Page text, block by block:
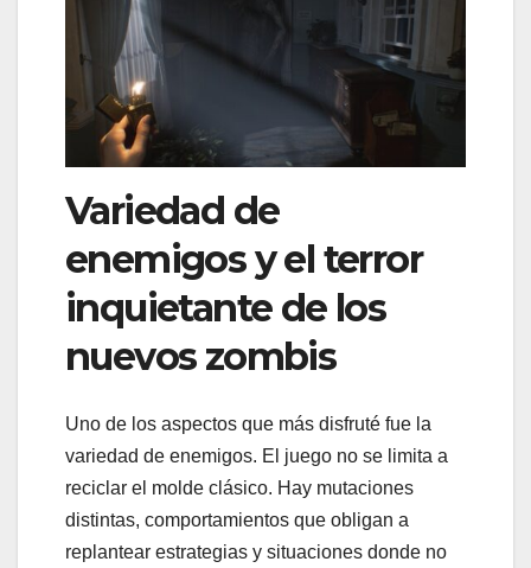
Variedad de
enemigos y el terror
inquietante de los
nuevos zombis
Uno de los aspectos que más disfruté fue la
variedad de enemigos. El juego no se limita a
reciclar el molde clásico. Hay mutaciones
distintas, comportamientos que obligan a
replantear estrategias y situaciones donde no